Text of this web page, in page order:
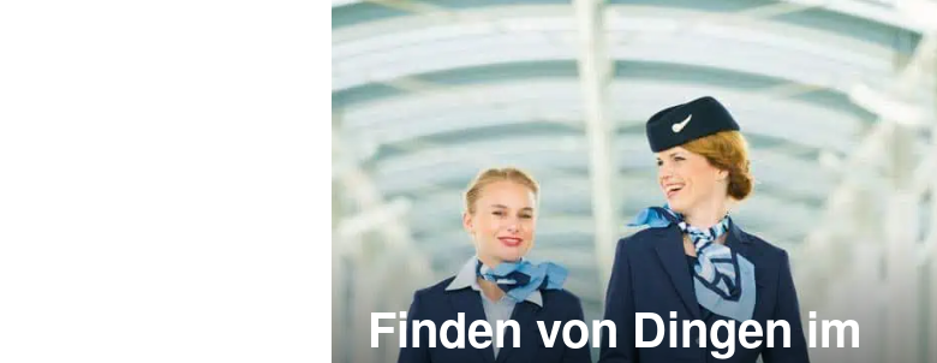
Finden von Dingen im
Den Gegenstand bitte umgehend bei der